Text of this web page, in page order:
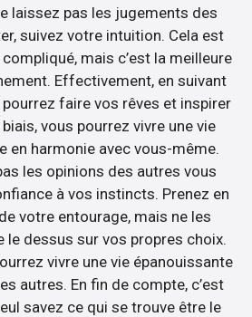
laissez pas les jugements des
suivez votre intuition. Cela est
mais c’est la meilleure
Effectivement, en suivant
faire vos rêves et inspirer
vous pourrez vivre une vie
en harmonie avec vous-même.
les opinions des autres vous
à vos instincts. Prenez en
votre entourage, mais ne les
le dessus sur vos propres choix.
vivre une vie épanouissante
autres. En fin de compte, c’est
savez ce qui se trouve être le